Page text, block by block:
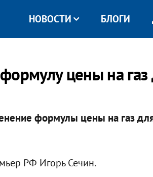
НОВОСТИ БЛОГИ
цены на газ
формулы цены на газ
РФ Игорь Сечин.